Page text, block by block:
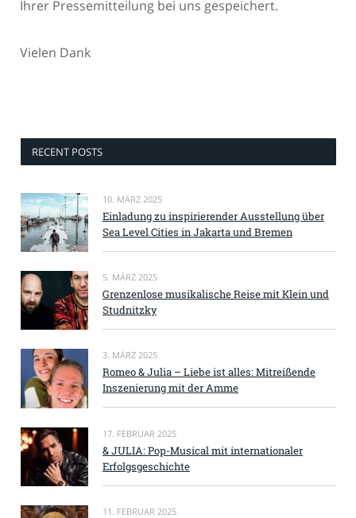
Ihrer Pressemitteilung bei uns gespeichert.
Vielen Dank
RECENT POSTS
10. MÄRZ 2025
Einladung zu inspirierender Ausstellung über
Sea Level Cities in Jakarta und Bremen
5. MÄRZ 2025
Grenzenlose musikalische Reise mit Klein und
Studnitzky
3. MÄRZ 2025
Romeo & Julia – Liebe ist alles: Mitreißende
Inszenierung mit der Amme
17. FEBRUAR 2025
& JULIA: Pop-Musical mit internationaler
Erfolgsgeschichte
11. FEBRUAR 2025